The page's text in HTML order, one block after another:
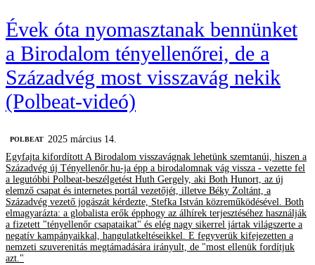
Évek óta nyomasztanak bennünket
a Birodalom tényellenőrei, de a
Századvég most visszavág nekik
(Polbeat-videó)
‎POLBEAT
2025 március 14.
Egyfajta kifordított A Birodalom visszavágnak lehetünk szemtanúi, hiszen a
Századvég új Tényellenőr.hu-ja épp a birodalomnak vág vissza - vezette fel
a legutóbbi Polbeat-beszélgetést Huth Gergely, aki Both Hunort, az új
elemző csapat és internetes portál vezetőjét, illetve Béky Zoltánt, a
Századvég vezető jogászát kérdezte, Stefka István közreműködésével. Both
elmagyarázta: a globalista erők épphogy az álhírek terjesztéséhez használják
a fizetett "tényellenőr csapataikat" és elég nagy sikerrel jártak világszerte a
negatív kampányaikkal, hangulatkeltéseikkel. E fegyverük kifejezetten a
nemzeti szuverenitás megtámadására irányult, de "most ellenük fordítjuk
azt."